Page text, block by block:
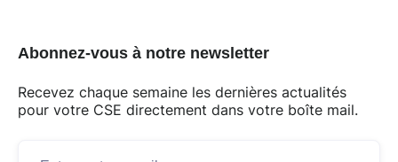
Abonnez-vous à notre newsletter
Recevez chaque semaine les dernières actualités
pour votre CSE directement dans votre boîte mail.